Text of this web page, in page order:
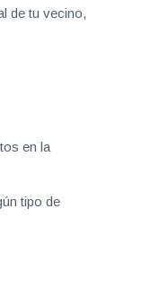
de tu vecino,
en la
tipo de